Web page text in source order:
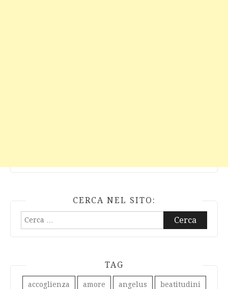
CERCA NEL SITO:
Ricerca
TAG
accoglienza amore angelus beatitudini